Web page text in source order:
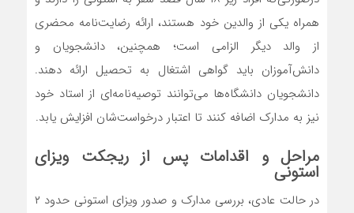
همراه یکی از والدین خود هستند، ارائه رضایت‌نامه محضری
از والد دیگر الزامی است؛ همچنین، دانشجویان و
دانش‌آموزان باید گواهی اشتغال به تحصیل ارائه دهند.
دانشجویان دانشگاه‌ها می‌توانند توصیه‌نامه‌ای از استاد خود
نیز به مدارک اضافه کنند تا اعتبار درخواست‌شان افزایش یابد.
مراحل و اقدامات پس از ریجکت ویزای
استونی
در حالت عادی، بررسی مدارک و صدور ویزای استونی حدود ۲